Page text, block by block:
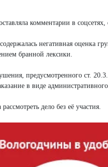
комментарии в
негативная оценка
бранной лексики.
предусмотренного ст.
в виде
дело без её участия.